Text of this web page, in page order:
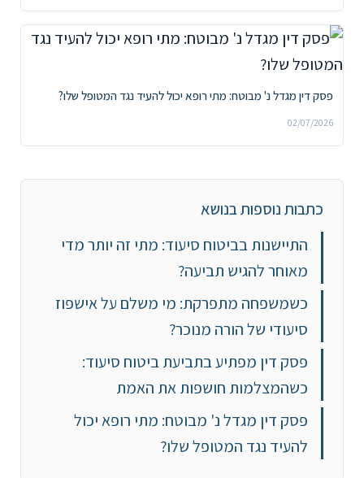
פסק דין מגדל נ' מבוטח: מתי רופא יכול להעיד נגד המטופל שלו?
02/07/2026
כתבות נוספות בנושא
התיישנות בביטוח סיעוד: מתי זה יותר מדי
מאוחר להגיש תביעה?
כשמשפחה מתפרקת: מי משלם על אישפוז
סיעודי של הורה מנוכר?
פסק דין מפתיע בתביעת ביטוח סיעוד:
כשהמצלמות חושפות את האמת
פסק דין מגדל נ' מבוטח: מתי רופא יכול
להעיד נגד המטופל שלו?